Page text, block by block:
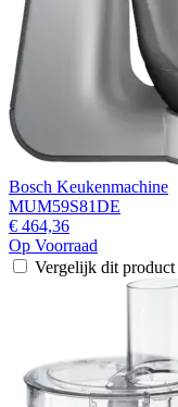
Bosch Keukenmachine
MUM59S81DE
€ 464,36
Op Voorraad
Vergelijk dit product